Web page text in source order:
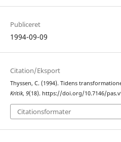
Publiceret
1994-09-09
Citation/Eksport
Thyssen, C. (1994). Tidens
Kritik, 9(18). https://doi.org/10.7146/
Citationsformater